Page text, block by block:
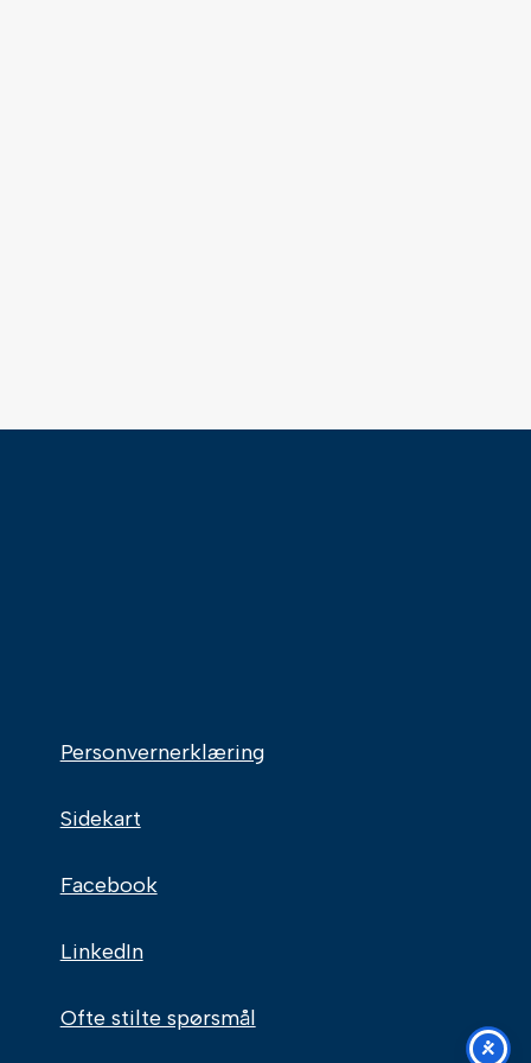
Personvernerklæring
Sidekart
Facebook
LinkedIn
Ofte stilte spørsmål